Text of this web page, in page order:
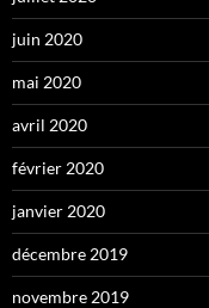
juin 2020
mai 2020
avril 2020
février 2020
janvier 2020
décembre 2019
novembre 2019